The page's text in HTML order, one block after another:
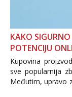
KAKO
POTENCIJU
Kupovina
sve popularnija
Međutim, upravo
i brojni